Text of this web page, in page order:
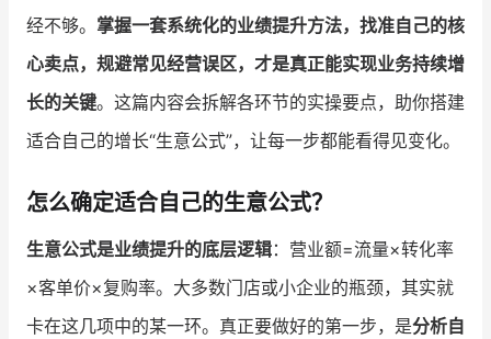
品牌消费观 行业报告
新零售资讯
培训课程
商家社区 社群交流
经不够。 掌握一套系统化的业绩提升方法，找准自己的核
心卖点，规避常见经营误区，才是真正能实现业务持续增
长的关键。这篇内容会拆解各环节的实操要点，助你搭建
适合自己的增长“生意公式”，让每一步都能看得见变化。
怎么确定适合自己的生意公式？
生意公式是业绩提升的底层逻辑：营业额=流量×转化率
×客单价×复购率。大多数门店或小企业的瓶颈，其实就
卡在这几项中的某一环。真正要做好的第一步，是分析自